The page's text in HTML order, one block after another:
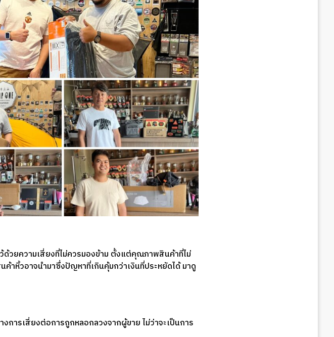
วยความเสี่ยงที่ไม่ควรมองข้าม ตั้งแต่คุณภาพสินค้าที่ไม่
าหิ้วอาจนำมาซึ่งปัญหาที่เกินคุ้มกว่าเงินที่ประหยัดได้ มาดู
การเสี่ยงต่อการถูกหลอกลวงจากผู้ขาย ไม่ว่าจะเป็นการ